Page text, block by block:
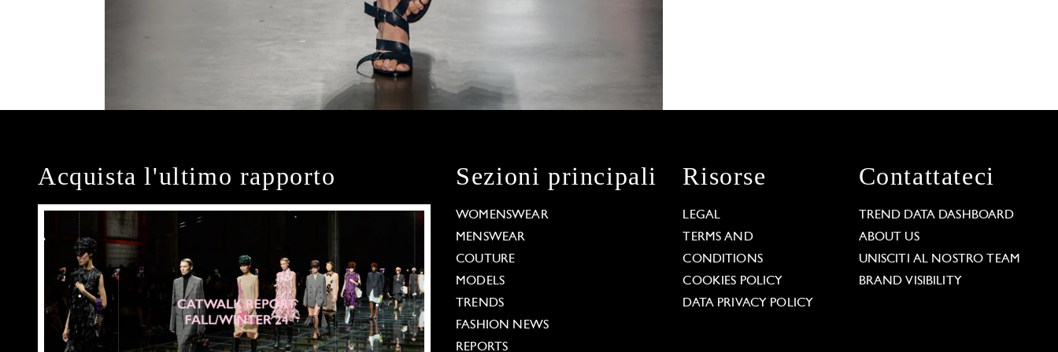
Acquista l'ultimo rapporto Sezioni principali
WOMENSWEAR
MENSWEAR
COUTURE
MODELS
TRENDS
FASHION NEWS
REPORTS
Risorse
LEGAL
TERMS AND
CONDITIONS
COOKIES POLICY
DATA PRIVACY POLICY
Contattateci
TREND DATA DASHBOARD
ABOUT US
UNISCITI AL NOSTRO TEAM
BRAND VISIBILITY